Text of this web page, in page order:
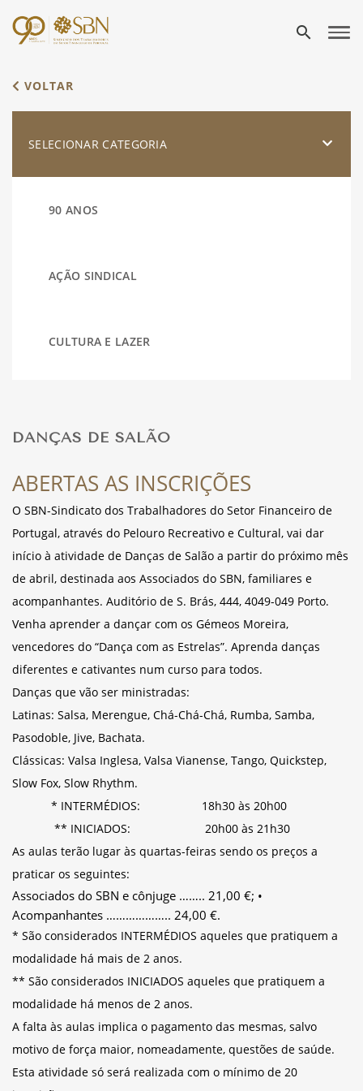
search
VOLTAR
SELECIONAR CATEGORIA
90 ANOS
AÇÃO SINDICAL
CULTURA E LAZER
FÉRIAS
SAÚDE
DANÇAS DE SALÃO
ABERTAS AS INSCRIÇÕES
O SBN-Sindicato dos Trabalhadores do Setor Financeiro de
Portugal, através do Pelouro Recreativo e Cultural, vai dar
início à atividade de Danças de Salão a partir do próximo mês
de abril, destinada aos Associados do SBN, familiares e
acompanhantes. Auditório de S. Brás, 444, 4049-049 Porto.
Venha aprender a dançar com os Gémeos Moreira,
vencedores do “Dança com as Estrelas”. Aprenda danças
diferentes e cativantes num curso para todos.
Danças que vão ser ministradas:
Latinas: Salsa, Merengue, Chá-Chá-Chá, Rumba, Samba,
Pasodoble, Jive, Bachata.
Clássicas: Valsa Inglesa, Valsa Vianense, Tango, Quickstep,
Slow Fox, Slow Rhythm.
* INTERMÉDIOS: 18h30 às 20h00
** INICIADOS: 20h00 às 21h30
As aulas terão lugar às quartas-feiras sendo os preços a
praticar os seguintes:
Associados do SBN e cônjuge …….. 21,00 €; •
Acompanhantes ……………….. 24,00 €.
* São considerados INTERMÉDIOS aqueles que pratiquem a
modalidade há mais de 2 anos.
** São considerados INICIADOS aqueles que pratiquem a
modalidade há menos de 2 anos.
A falta às aulas implica o pagamento das mesmas, salvo
motivo de força maior, nomeadamente, questões de saúde.
Esta atividade só será realizada com o mínimo de 20